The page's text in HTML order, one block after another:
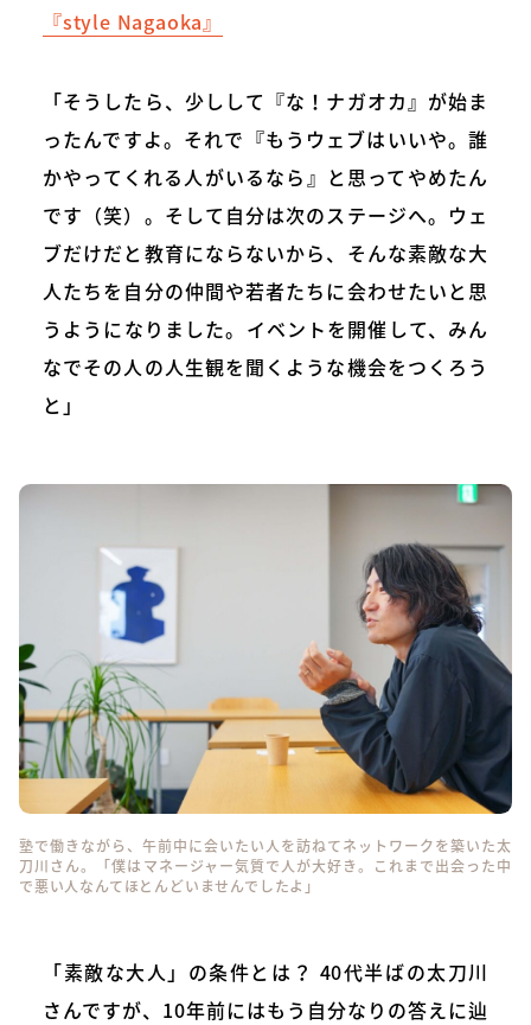
『style Nagaoka』
「そうしたら、少しして『な！ナガオカ』が始ま
ったんですよ。それで『もうウェブはいいや。誰
かやってくれる人がいるなら』と思ってやめたん
です（笑）。そして自分は次のステージへ。ウェ
ブだけだと教育にならないから、そんな素敵な大
人たちを自分の仲間や若者たちに会わせたいと思
うようになりました。イベントを開催して、みん
なでその人の人生観を聞くような機会をつくろう
と」
塾で働きながら、午前中に会いたい人を訪ねてネットワークを築いた太
刀川さん。「僕はマネージャー気質で人が大好き。これまで出会った中
で悪い人なんてほとんどいませんでしたよ」
「素敵な大人」の条件とは？ 40代半ばの太刀川
さんですが、10年前にはもう自分なりの答えに辿